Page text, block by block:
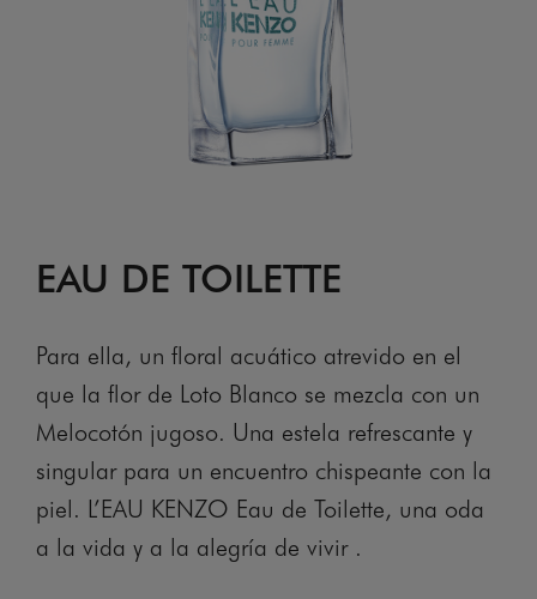
EAU DE TOILETTE
Para ella, un floral acuático atrevido en el
que la flor de Loto Blanco se mezcla con un
Melocotón jugoso. Una estela refrescante y
singular para un encuentro chispeante con la
piel. L’EAU KENZO Eau de Toilette, una oda
a la vida y a la alegría de vivir .